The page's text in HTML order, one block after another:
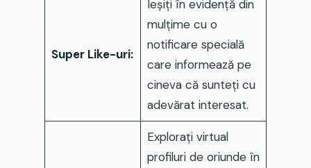
Super Like-uri:
Ieșiți în evidență din
mulțime cu o
notificare specială
care informează pe
cineva că sunteți cu
adevărat interesat.
Explorați virtual
profiluri de oriunde în